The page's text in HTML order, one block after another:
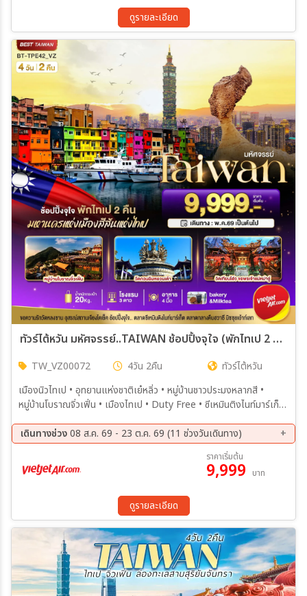
02 ต.ค. 69 - 05 ต.ค. 69
15 ต.ค. 69 - 18 ต.ค. 69
17 ต.ค. 69 - 20 ต.ค. 69
ดูรายละเอียด
ทัวร์ไต้หวัน มหัศจรรย์..TAIWAN ช้อปปิ้งจุใจ (พักไทเป 2 คืน) 4วัน 2คืน (VZ)
TW_VZ00072 4วัน 2คืน
ทัวร์ไต้หวัน
เมืองนิวไทเป • อุทยานแห่งชาติเย๋หลิ่ว • หมู่บ้านชาวประมงหลากสี •
หมู่บ้านโบราณจิ่วเฟิ่น • เมืองไทเป • Duty Free • ซีเหมินติงไนท์มาร์เก็ต
พายสับประรด • อนุสรณ์สถานเจียงไคเช็ค • วัดหลงซาน • ตลาดกลางคืนฮ
วาซี • วัดเทียนโฮ่ว • ตึกไทเป101 (ไม่รวมค่าขึ้นตึกชั้น 89) • Mitsui
Outlet
เดินทางช่วง08 ส.ค. 69 - 23 ต.ค. 69 (11 ช่วงวันเดินทาง)
09 ส.ค. 69 - 12 ส.ค. 69
15 ส.ค. 69 - 18 ส.ค. 69
19 ส.ค. 69 - 22 ส.ค. 69
14 ก.ย. 69 - 17 ก.ย. 69
05 ต.ค. 69 - 08 ต.ค. 69
14 ต.ค. 69 - 17 ต.ค. 69
20 ต.ค. 69 - 23 ต.ค. 69
ราคาเริ่มต้น
9,999 บาท
ดูรายละเอียด